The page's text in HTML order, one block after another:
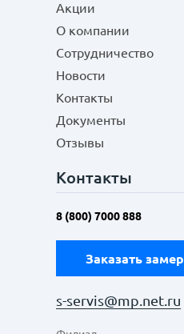
Акции
О компании
Сотрудничество
Новости
Контакты
Документы
Отзывы
Контакты
8 (800) 7000 888
Заказать замер
s-servis@mp.net.ru